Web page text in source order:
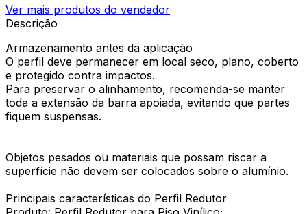
Ver mais produtos do vendedor
Descrição
Armazenamento antes da aplicação
O perfil deve permanecer em local seco, plano, coberto
e protegido contra impactos.
Para preservar o alinhamento, recomenda-se manter
toda a extensão da barra apoiada, evitando que partes
fiquem suspensas.
Objetos pesados ou materiais que possam riscar a
superfície não devem ser colocados sobre o alumínio.
Principais características do Perfil Redutor